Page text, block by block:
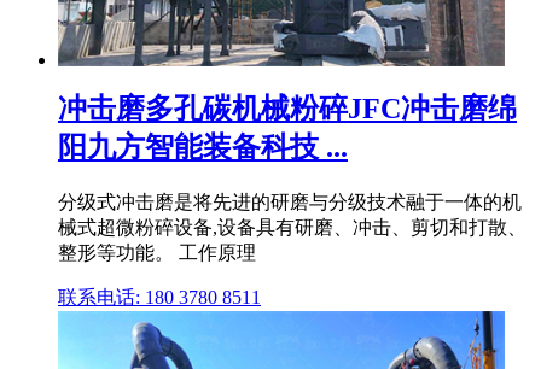
冲击磨多孔碳机械粉碎JFC冲击磨绵
阳九方智能装备科技 ...
分级式冲击磨是将先进的研磨与分级技术融于一体的机
械式超微粉碎设备,设备具有研磨、冲击、剪切和打散、
整形等功能。 工作原理
联系电话: 180 3780 8511